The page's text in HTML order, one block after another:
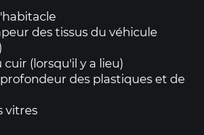
des tissus du véhicule
(lorsqu'il y a lieu)
des plastiques et de
vitres